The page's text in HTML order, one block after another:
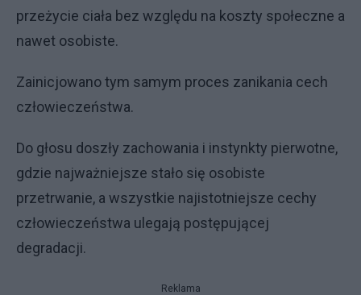
przeżycie ciała bez względu na koszty społeczne a
nawet osobiste.
Zainicjowano tym samym proces zanikania cech
człowieczeństwa.
Do głosu doszły zachowania i instynkty pierwotne,
gdzie najważniejsze stało się osobiste
przetrwanie, a wszystkie najistotniejsze cechy
człowieczeństwa ulegają postępującej
degradacji.
Reklama